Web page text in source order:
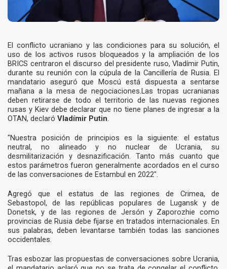
El conflicto ucraniano y las condiciones para su solución, el
uso de los activos rusos bloqueados y la ampliación de los
BRICS centraron el discurso del presidente ruso, Vladímir Putin,
durante su reunión con la cúpula de la Cancillería de Rusia. El
mandatario aseguró que Moscú está dispuesta a sentarse
mañana a la mesa de negociaciones.Las tropas ucranianas
deben retirarse de todo el territorio de las nuevas regiones
rusas y Kiev debe declarar que no tiene planes de ingresar a la
OTAN, declaró Vladímir Putin.
"Nuestra posición de principios es la siguiente: el estatus
neutral, no alineado y no nuclear de Ucrania, su
desmilitarización y desnazificación. Tanto más cuanto que
estos parámetros fueron generalmente acordados en el curso
de las conversaciones de Estambul en 2022".
Agregó que el estatus de las regiones de Crimea, de
Sebastopol, de las repúblicas populares de Lugansk y de
Donetsk, y de las regiones de Jersón y Zaporozhie como
provincias de Rusia debe fijarse en tratados internacionales. En
sus palabras, deben levantarse también todas las sanciones
occidentales.
Tras esbozar las propuestas de conversaciones sobre Ucrania,